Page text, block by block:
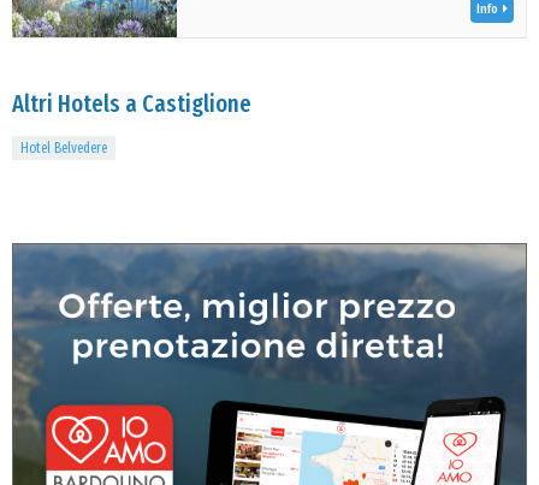
Info
Altri Hotels a Castiglione
Hotel Belvedere